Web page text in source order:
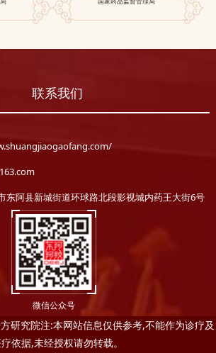
联系我们
东阿县新城街道环球路北段影视城内药王大街6号
微信公众号
研究院注:本网站信息仅供参考,不能作为诊疗及
依据,未经授权请勿转载。